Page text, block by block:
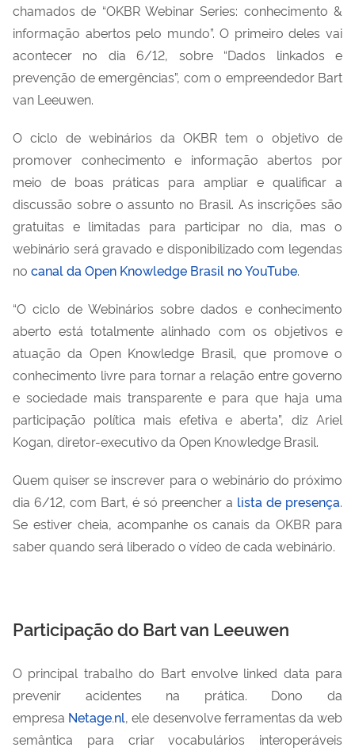
chamados de “OKBR Webinar Series: conhecimento &
informação abertos pelo mundo”. O primeiro deles vai
acontecer no dia 6/12, sobre “Dados linkados e
prevenção de emergências”, com o empreendedor Bart
van Leeuwen.
O ciclo de webinários da OKBR tem o objetivo de
promover conhecimento e informação abertos por
meio de boas práticas para ampliar e qualificar a
discussão sobre o assunto no Brasil. As inscrições são
gratuitas e limitadas para participar no dia, mas o
webinário será gravado e disponibilizado com legendas
no canal da Open Knowledge Brasil no YouTube.
“O ciclo de Webinários sobre dados e conhecimento
aberto está totalmente alinhado com os objetivos e
atuação da Open Knowledge Brasil, que promove o
conhecimento livre para tornar a relação entre governo
e sociedade mais transparente e para que haja uma
participação política mais efetiva e aberta”, diz Ariel
Kogan, diretor-executivo da Open Knowledge Brasil.
Quem quiser se inscrever para o webinário do próximo
dia 6/12, com Bart, é só preencher a lista de presença.
Se estiver cheia, acompanhe os canais da OKBR para
saber quando será liberado o vídeo de cada webinário.
Participação do Bart van Leeuwen
O principal trabalho do Bart envolve linked data para
prevenir acidentes na prática. Dono da
empresa Netage.nl, ele desenvolve ferramentas da web
semântica para criar vocabulários interoperáveis